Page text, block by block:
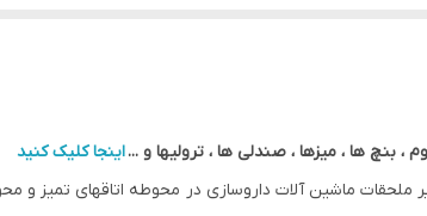
بنچ ها ، میزها ، صندلی ها ، ترولیها و ...اینجا کلیک کنید
ملحقات ماشین آلات داروسازی در محوطه اتاقهای تمیز و